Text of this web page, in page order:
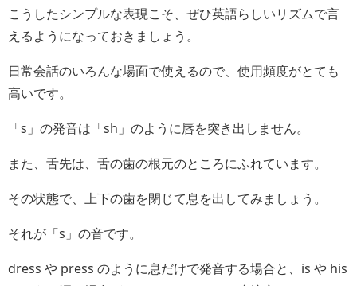
こうしたシンプルな表現こそ、ぜひ英語らしいリズムで言
えるようになっておきましょう。
日常会話のいろんな場面で使えるので、使用頻度がとても
高いです。
「s」の発音は「sh」のように唇を突き出しません。
また、舌先は、舌の歯の根元のところにふれています。
その状態で、上下の歯を閉じて息を出してみましょう。
それが「s」の音です。
dress や press のように息だけで発音する場合と、is や his